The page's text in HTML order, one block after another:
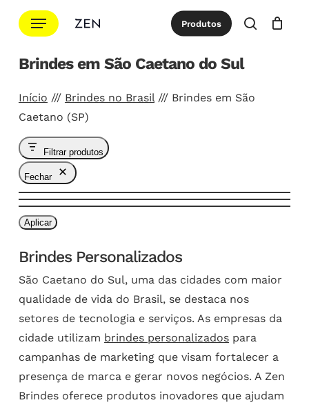
para
conteúdo
Menu Produtos
procurar
Cotação Close
Brindes em São Caetano do Sul
Início /// Brindes no Brasil/// Brindes em São
Caetano (SP)
Filtrar produtos
Fechar
Aplicar
Brindes Personalizados
São Caetano do Sul, uma das cidades com maior
qualidade de vida do Brasil, se destaca nos
setores de tecnologia e serviços. As empresas da
cidade utilizam brindes personalizados para
campanhas de marketing que visam fortalecer a
presença de marca e gerar novos negócios. A Zen
Brindes oferece produtos inovadores que ajudam